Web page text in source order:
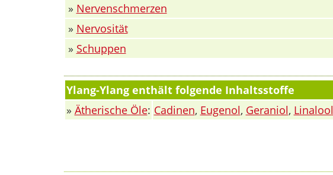
» Nervenschmerzen
» Nervosität
» Schuppen
Ylang-Ylang enthält folgende Inhaltsstoffe
» Ätherische Öle: Cadinen, Eugenol, Geraniol, Linalool